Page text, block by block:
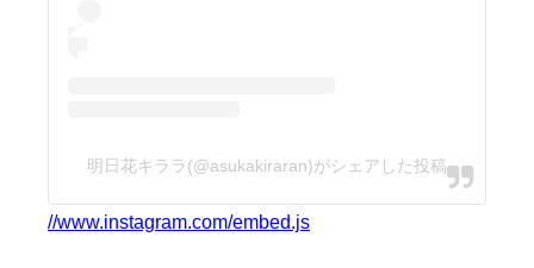
明日花キララ(@asukakiraran)がシェアした投稿
//www.instagram.com/embed.js